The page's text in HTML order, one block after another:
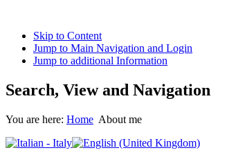
Skip to Content
Jump to Main Navigation and Login
Jump to additional Information
Search, View and Navigation
You are here: Home About me